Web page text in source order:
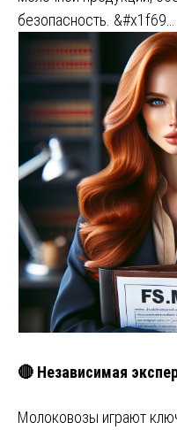
безопасность. &#x1f69…
🔴 Независимая
Молоковозы играют